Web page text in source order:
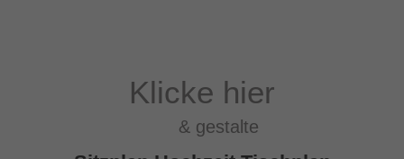
Klicke hier
& gestalte